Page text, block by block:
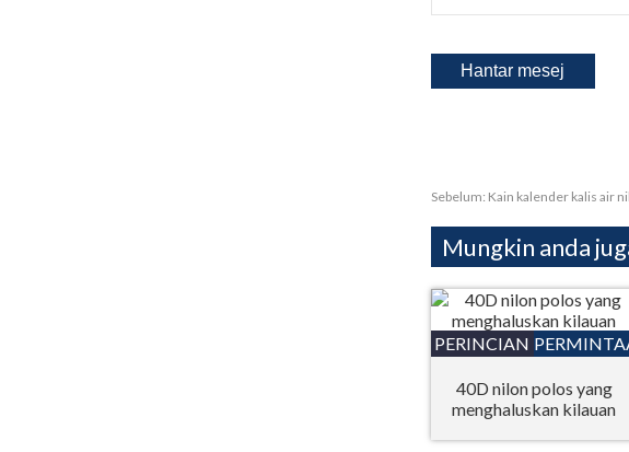
Sebelum: Kain kalender kalis air
Mungkin anda
PERINCIAN
40D nilon polos yang
menghaluskan kilauan